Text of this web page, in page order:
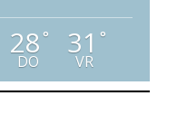
28°
DO
31 °
VR